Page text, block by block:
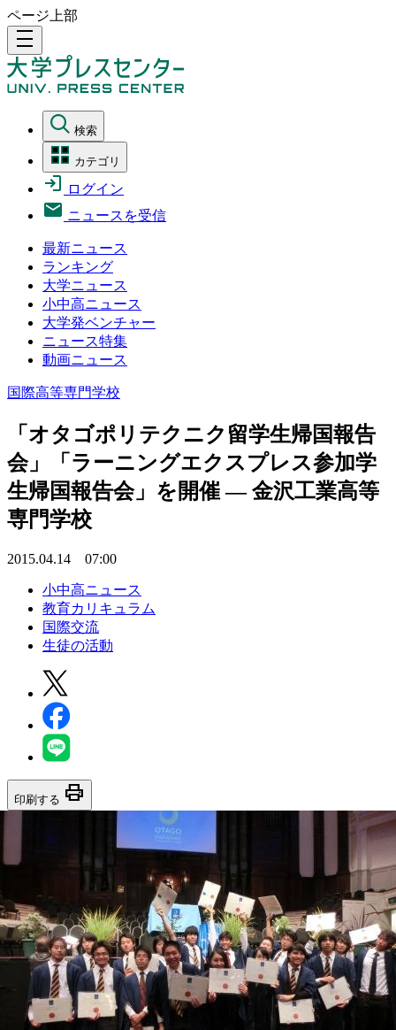
ページ上部
density_medium
検索
カテゴリ
ログイン
ニュースを受信
最新ニュース
ランキング
大学ニュース
小中高ニュース
大学発ベンチャー
ニュース特集
動画ニュース
国際高等専門学校
「オタゴポリテクニク留学生帰国報告
会」「ラーニングエクスプレス参加学
生帰国報告会」を開催 — 金沢工業高等
専門学校
2015.04.14 07:00
小中高ニュース
教育カリキュラム
国際交流
生徒の活動
印刷する print